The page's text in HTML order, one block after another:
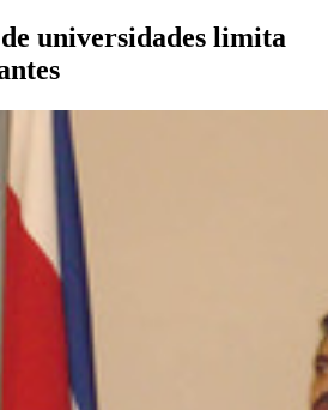
universidades limita